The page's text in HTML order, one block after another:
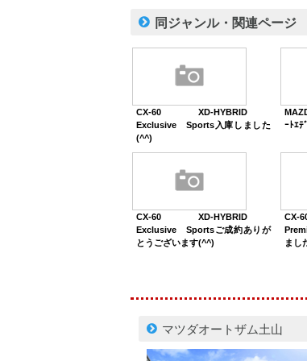
同ジャンル・関連ページ
CX-60 XD-HYBRID
Exclusive Sports入庫しました
(^^)
ｰﾄｴﾃ
CX-60 XD-HYBRID
Exclusive Sportsご成約ありが
とうございます(^^)
まし
マツダオートザム土山